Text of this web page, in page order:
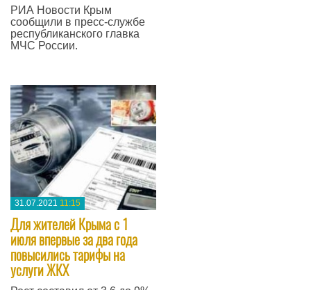
РИА Новости Крым
сообщили в пресс-службе
республиканского главка
МЧС России.
31.07.2021 11:15
Для жителей Крыма с 1
июля впервые за два года
повысились тарифы на
услуги ЖКХ